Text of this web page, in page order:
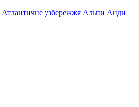
Атлантичне узбережжя Альпи Анди